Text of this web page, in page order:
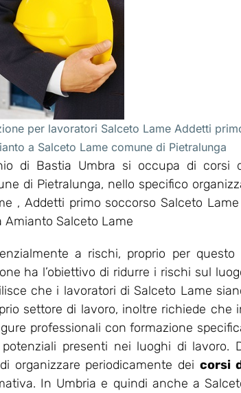
per lavoratori Salceto Lame Addetti
a Salceto Lame comune di Pietralunga
di Bastia Umbra si occupa di corsi
di Pietralunga, nello specifico
, Addetti primo soccorso Salceto
Salceto Lame
a rischi, proprio per questo
ha l’obiettivo di ridurre i rischi sul
che i lavoratori di Salceto Lame
settore di lavoro, inoltre richiede che
professionali con formazione
presenti nei luoghi di lavoro.
organizzare periodicamente deicorsi
In Umbria e quindi anche a